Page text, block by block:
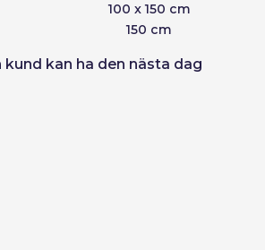
100 x 150 cm
150 cm
kan ha den nästa dag